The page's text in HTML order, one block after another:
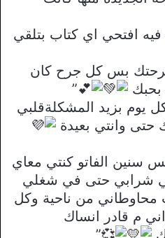
افتحي اي كتاب بتلقي
بس كل جرح كان
بحبك
”
يوم بزيد المشكلةقلبي
وانتي بعيدة
سنين الفاتو كنتي معاي
شرابي حتى في شغلي
محاوطاني من ناحية وكل
م قادر انساك
”